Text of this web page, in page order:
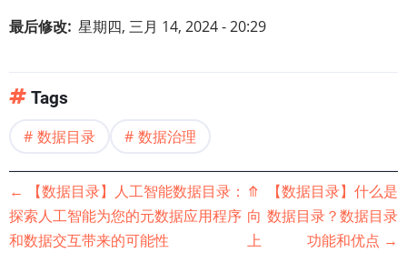
最后修改 星期四, 三月 14, 2024 - 20:29
Tags
数据目录 数据治理
书
籍
←
【数据目录】人工智能数据目录：
探索人工智能为您的元数据应用程序
和数据交互带来的可能性
⤊
向
上
【数据目录】什么是
数据目录？数据目录
功能和优点 →